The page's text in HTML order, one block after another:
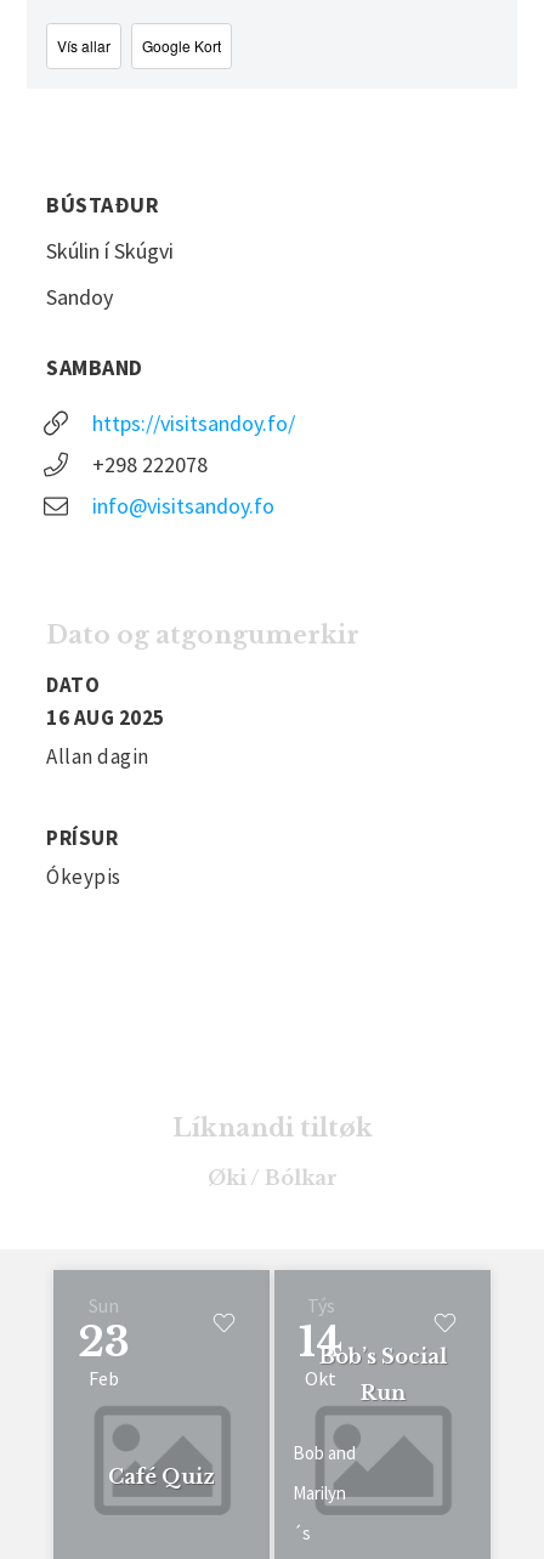
Vís allar Google Kort
BÚSTAÐUR
Skúlin í Skúgvi
Sandoy
SAMBAND
https://visitsandoy.fo/
+298 222078
info@visitsandoy.fo
Dato og atgongumerkir
DATO
16 AUG 2025
Allan dagin
PRÍSUR
Ókeypis
Líknandi tiltøk
Øki / Bólkar
Sun
23
Feb
Café Quiz
Týs
14
Okt
Bob’s Social
Run
Bob and
Marilyn
´s